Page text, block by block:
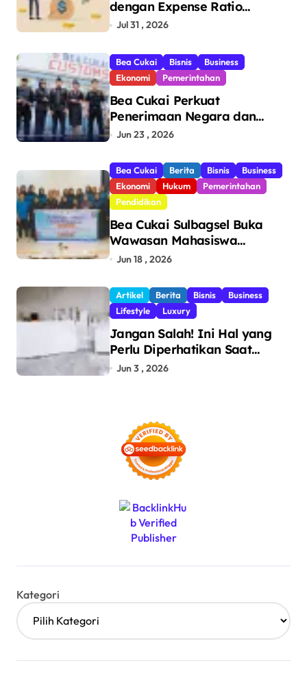
dengan Expense Ratio
Terendah
Jul 31 , 2026
Bea Cukai Bisnis
Business
Ekonomi
Pemerintahan
Bea Cukai Perkuat
Penerimaan Negara dan
Pengawasan, Setor Rp123,8
Jun 23 , 2026
Bea Cukai Berita Bisnis
Business
Ekonomi
Hukum
Pemerintahan
Pendidikan
Bea Cukai Sulbagsel Buka
Wawasan Mahasiswa
Politeknik Bosowa tentang
dan Pencegahan Barang
Ilegal
Jun 18 , 2026
Artikel Berita Bisnis
Business
Lifestyle
Luxury
Jangan Salah! Ini Hal yang
Perlu Diperhatikan Saat
Pasang Big Slab
Jun 3 , 2026
Kategori